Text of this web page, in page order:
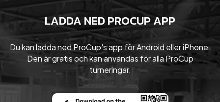
LADDA NED PROCUP APP
Du kan ladda ned ProCup's app för Android eller iPhone.
Den är gratis och kan användas för alla ProCup
turneringar.